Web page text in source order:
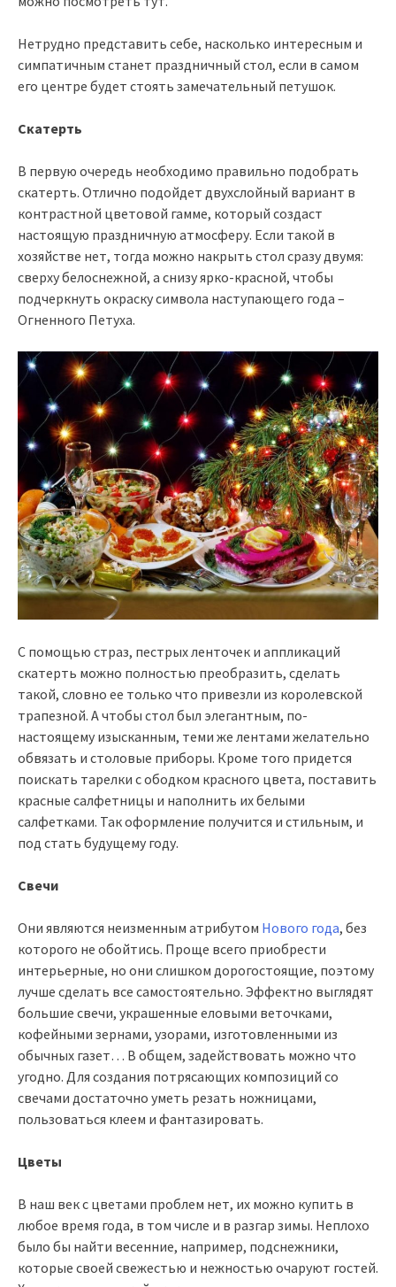
Нетрудно представить себе, насколько интересным и
симпатичным станет праздничный стол, если в самом
его центре будет стоять замечательный петушок.
Скатерть
В первую очередь необходимо правильно подобрать
скатерть. Отлично подойдет двухслойный вариант в
контрастной цветовой гамме, который создаст
настоящую праздничную атмосферу. Если такой в
хозяйстве нет, тогда можно накрыть стол сразу двумя:
сверху белоснежной, а снизу ярко-красной, чтобы
подчеркнуть окраску символа наступающего года –
Огненного Петуха.
С помощью страз, пестрых ленточек и аппликаций
скатерть можно полностью преобразить, сделать
такой, словно ее только что привезли из королевской
трапезной. А чтобы стол был элегантным, по-
настоящему изысканным, теми же лентами желательно
обвязать и столовые приборы. Кроме того придется
поискать тарелки с ободком красного цвета, поставить
красные салфетницы и наполнить их белыми
салфетками. Так оформление получится и стильным, и
под стать будущему году.
Свечи
Они являются неизменным атрибутом Нового года, без
которого не обойтись. Проще всего приобрести
интерьерные, но они слишком дорогостоящие, поэтому
лучше сделать все самостоятельно. Эффектно выглядят
большие свечи, украшенные еловыми веточками,
кофейными зернами, узорами, изготовленными из
обычных газет… В общем, задействовать можно что
угодно. Для создания потрясающих композиций со
свечами достаточно уметь резать ножницами,
пользоваться клеем и фантазировать.
Цветы
В наш век с цветами проблем нет, их можно купить в
любое время года, в том числе и в разгар зимы. Неплохо
было бы найти весенние, например, подснежники,
которые своей свежестью и нежностью очаруют гостей.